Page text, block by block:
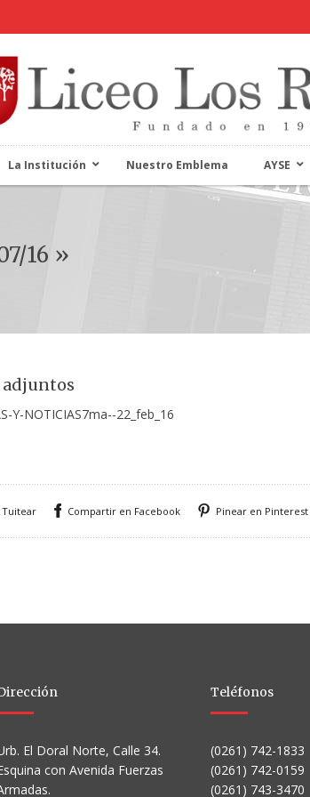
La Institución Nuestro Emblema AYSE
16 »
adjuntos
Y-NOTICIAS7ma--22_feb_16
Tuitear Compartir en Facebook Pinear en Pinterest
El Doral Norte, Calle 34.
con Avenida Fuerzas
Teléfonos
(0261) 742-1833
(0261) 742-0159
(0261) 743-3470